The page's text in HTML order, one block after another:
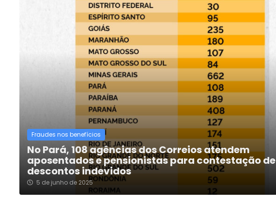
Fraudes nos benefícios
No Pará, 108 agências dos Correios atendem
aposentados e pensionistas para contestação de
descontos indevidos
5 de junho de 2025